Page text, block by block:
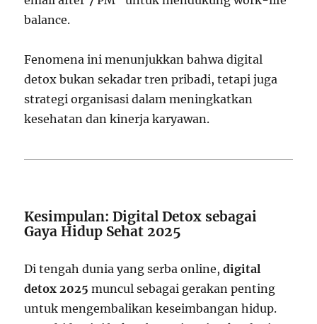
balance.
Fenomena ini menunjukkan bahwa digital
detox bukan sekadar tren pribadi, tetapi juga
strategi organisasi dalam meningkatkan
kesehatan dan kinerja karyawan.
Kesimpulan: Digital Detox sebagai
Gaya Hidup Sehat 2025
Di tengah dunia yang serba online,digital
detox 2025 muncul sebagai gerakan penting
untuk mengembalikan keseimbangan hidup.